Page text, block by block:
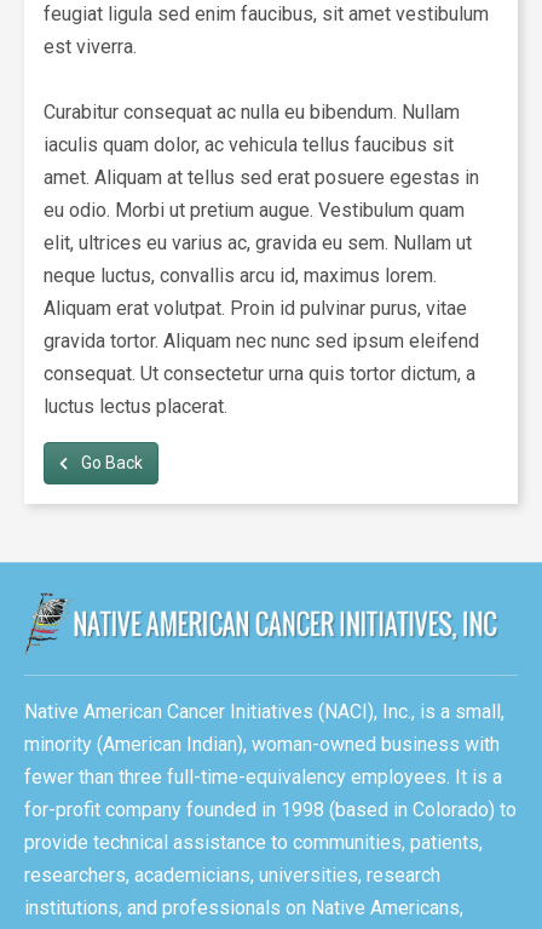
feugiat ligula sed enim faucibus, sit amet vestibulum
est viverra.
Curabitur consequat ac nulla eu bibendum. Nullam
iaculis quam dolor, ac vehicula tellus faucibus sit
amet. Aliquam at tellus sed erat posuere egestas in
eu odio. Morbi ut pretium augue. Vestibulum quam
elit, ultrices eu varius ac, gravida eu sem. Nullam ut
neque luctus, convallis arcu id, maximus lorem.
Aliquam erat volutpat. Proin id pulvinar purus, vitae
gravida tortor. Aliquam nec nunc sed ipsum eleifend
consequat. Ut consectetur urna quis tortor dictum, a
luctus lectus placerat.
Go Back
Native American Cancer Initiatives (NACI), Inc., is a small,
minority (American Indian), woman-owned business with
fewer than three full-time-equivalency employees. It is a
for-profit company founded in 1998 (based in Colorado) to
provide technical assistance to communities, patients,
researchers, academicians, universities, research
institutions, and professionals on Native Americans,